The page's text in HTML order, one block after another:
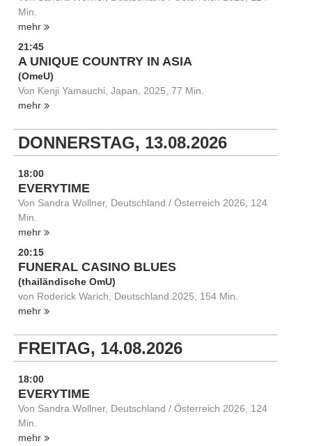
Min.
mehr
21:45
A UNIQUE COUNTRY IN ASIA
(OmeU)
Von Kenji Yamauchi, Japan, 2025, 77 Min.
mehr
DONNERSTAG, 13.08.2026
18:00
EVERYTIME
Von Sandra Wollner, Deutschland / Österreich 2026, 124
Min.
mehr
20:15
FUNERAL CASINO BLUES
(thailändische OmU)
von Roderick Warich, Deutschland 2025, 154 Min.
mehr
FREITAG, 14.08.2026
18:00
EVERYTIME
Von Sandra Wollner, Deutschland / Österreich 2026, 124
Min.
mehr